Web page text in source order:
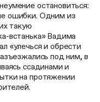
остановиться:
ошибки. Одним из
такую
встанька» Вадима
«улечься и обрести
под ним, в
ссадинами и
на протяжении